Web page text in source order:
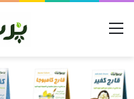
منو